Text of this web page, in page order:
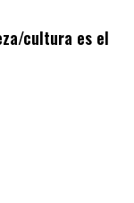
cultura es el